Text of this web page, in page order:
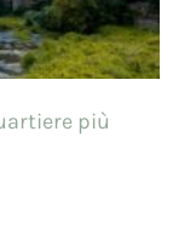
più